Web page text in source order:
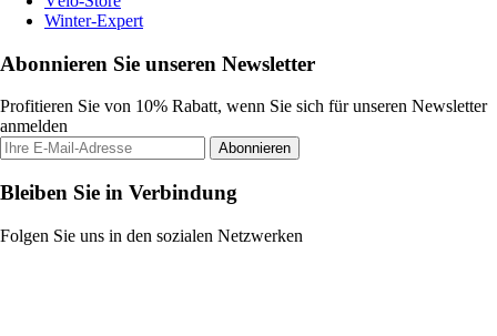
Winter-Expert
Abonnieren Sie unseren Newsletter
Profitieren Sie von 10% Rabatt, wenn Sie sich für unseren Newsletter
anmelden
Abonnieren
Bleiben Sie in Verbindung
Folgen Sie uns in den sozialen Netzwerken